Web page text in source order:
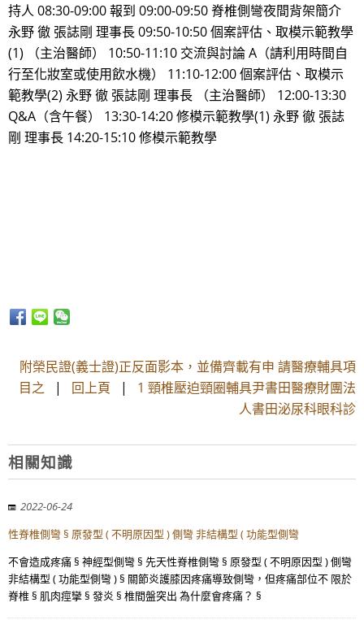
持人 08:30-09:00 報到 09:00-09:50 脊椎側彎夜間背架簡介
永野 徹 張誌剛 理事長 09:50-10:50 個案評估、取模示範教學
(1) （主治醫師） 10:50-11:10 交流與討論 A（請利用時間自
行至化妝室或使用飲水機） 11:10-12:00 個案評估、取模示
範教學(2) 永野 徹 張誌剛 理事長 （主治醫師） 12:00-13:30
Q&A（含午餐） 13:30-14:20 修模示範教學(1) 永野 徹 張誌
剛 理事長 14:20-15:10 修模示範教學
附榮民證(義士證)正反面影本，並備齊載有申 請醫療輔具項
目之 | 回上頁 | 1 頸椎壓迫頸圈輔具尹書田醫療財團法
人書田泌尿科眼科診
相關知識
2022-06-24
性脊椎側彎 § 原發型 ( 不明原因型 ) 側彎 非結構型 ( 功能型側彎
不會造成疼痛 § 神經型側彎 § 先天性脊椎側彎 § 原發型 ( 不明原因型 ) 側彎
非結構型 ( 功能型側彎 ) § 關節炎護膝因疼痛導致側彎，但疼痛部位不 限於
脊椎 § 肌肉痙攣 § 發炎 § 椎間盤突出 為什麼會疼痛？ §